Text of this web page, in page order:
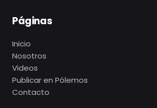
Páginas
Inicio
Nosotros
Videos
Publicar en Pólemos
Contacto